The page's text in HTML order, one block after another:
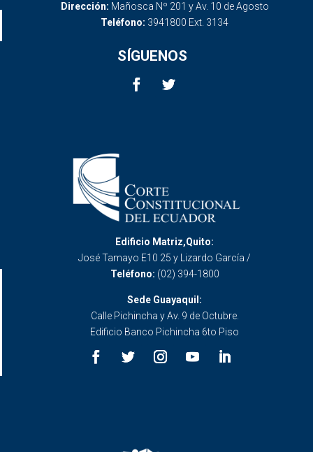
Dirección: Mañosca Nº 201 y Av. 10 de Agosto
Teléfono: 3941800 Ext. 3134
SÍGUENOS
Edificio Matriz,Quito:
José Tamayo E10 25 y Lizardo García /
Teléfono: (02) 394-1800
Sede Guayaquil:
Calle Pichincha y Av. 9 de Octubre.
Edificio Banco Pichincha 6to Piso